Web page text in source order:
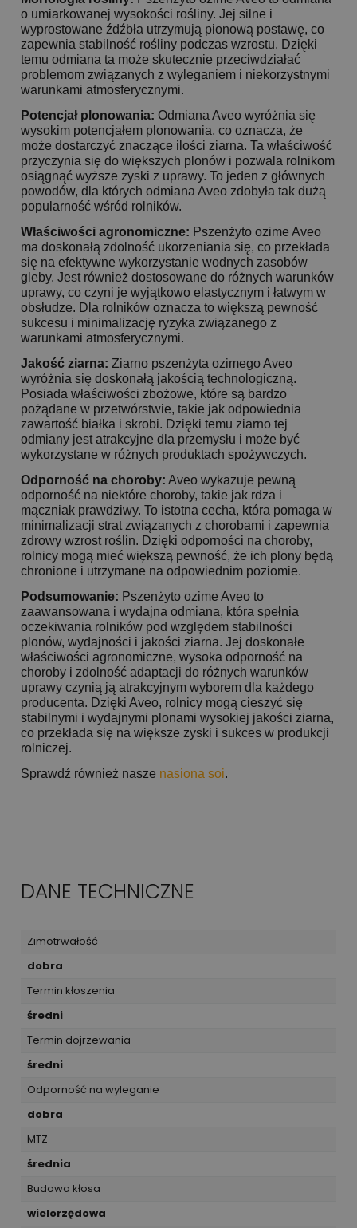
o umiarkowanej wysokości rośliny. Jej silne i
wyprostowane źdźbła utrzymują pionową postawę, co
zapewnia stabilność rośliny podczas wzrostu. Dzięki
temu odmiana ta może skutecznie przeciwdziałać
problemom związanych z wyleganiem i niekorzystnymi
warunkami atmosferycznymi.
Potencjał plonowania: Odmiana Aveo wyróżnia się
wysokim potencjałem plonowania, co oznacza, że
może dostarczyć znaczące ilości ziarna. Ta właściwość
przyczynia się do większych plonów i pozwala rolnikom
osiągnąć wyższe zyski z uprawy. To jeden z głównych
powodów, dla których odmiana Aveo zdobyła tak dużą
popularność wśród rolników.
Właściwości agronomiczne: Pszenżyto ozime Aveo
ma doskonałą zdolność ukorzeniania się, co przekłada
się na efektywne wykorzystanie wodnych zasobów
gleby. Jest również dostosowane do różnych warunków
uprawy, co czyni je wyjątkowo elastycznym i łatwym w
obsłudze. Dla rolników oznacza to większą pewność
sukcesu i minimalizację ryzyka związanego z
warunkami atmosferycznymi.
Jakość ziarna: Ziarno pszenżyta ozimego Aveo
wyróżnia się doskonałą jakością technologiczną.
Posiada właściwości zbożowe, które są bardzo
pożądane w przetwórstwie, takie jak odpowiednia
zawartość białka i skrobi. Dzięki temu ziarno tej
odmiany jest atrakcyjne dla przemysłu i może być
wykorzystane w różnych produktach spożywczych.
Odporność na choroby: Aveo wykazuje pewną
odporność na niektóre choroby, takie jak rdza i
mączniak prawdziwy. To istotna cecha, która pomaga w
minimalizacji strat związanych z chorobami i zapewnia
zdrowy wzrost roślin. Dzięki odporności na choroby,
rolnicy mogą mieć większą pewność, że ich plony będą
chronione i utrzymane na odpowiednim poziomie.
Podsumowanie: Pszenżyto ozime Aveo to
zaawansowana i wydajna odmiana, która spełnia
oczekiwania rolników pod względem stabilności
plonów, wydajności i jakości ziarna. Jej doskonałe
właściwości agronomiczne, wysoka odporność na
choroby i zdolność adaptacji do różnych warunków
uprawy czynią ją atrakcyjnym wyborem dla każdego
producenta. Dzięki Aveo, rolnicy mogą cieszyć się
stabilnymi i wydajnymi plonami wysokiej jakości ziarna,
co przekłada się na większe zyski i sukces w produkcji
rolniczej.
Sprawdź również nasze nasiona soi.
DANE TECHNICZNE
Zimotrwałość
dobra
Termin kłoszenia
średni
Termin dojrzewania
średni
Odporność na wyleganie
dobra
MTZ
średnia
Budowa kłosa
wielorzędowa